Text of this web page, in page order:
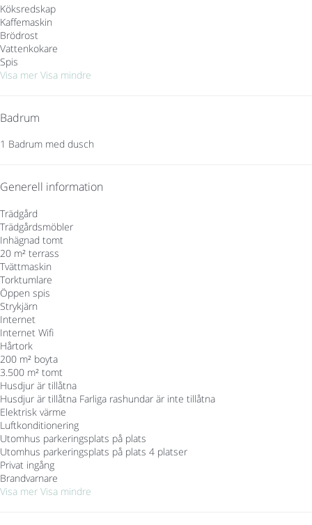
Köksredskap
Kaffemaskin
Brödrost
Vattenkokare
Spis
Visa mer Visa mindre
Badrum
1 Badrum med dusch
Generell information
Trädgård
Trädgårdsmöbler
Inhägnad tomt
20 m² terrass
Tvättmaskin
Torktumlare
Öppen spis
Strykjärn
Internet
Internet Wifi
Hårtork
200 m² boyta
3.500 m² tomt
Husdjur är tillåtna
Husdjur är tillåtna Farliga rashundar är inte tillåtna
Elektrisk värme
Luftkonditionering
Utomhus parkeringsplats på plats
Utomhus parkeringsplats på plats 4 platser
Privat ingång
Brandvarnare
Visa mer Visa mindre